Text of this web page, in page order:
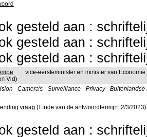
gesteld aan :
gesteld aan :
gesteld aan :
Vld)
vice-eersteminister en minister van Economie
- Camera's - Surveillance - Privacy -
vraag (Einde van de antwoordtermijn: 2/3/2023)
gesteld aan :